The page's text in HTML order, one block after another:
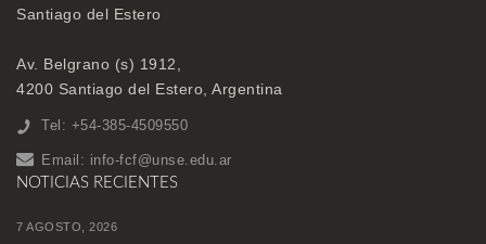
Santiago del Estero
Av. Belgrano (s) 1912,
4200 Santiago del Estero, Argentina
Tel: +54-385-4509550
Email: info-fcf@unse.edu.ar
NOTICIAS RECIENTES
7 AGOSTO, 2026